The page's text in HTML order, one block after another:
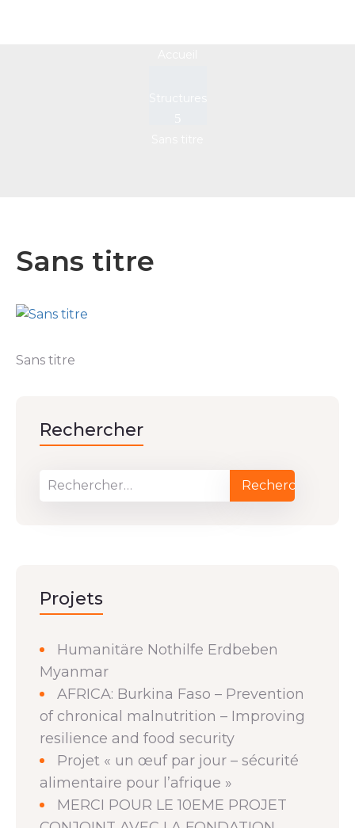
Sans titre
Sans titre
Rechercher
Projets
Humanitäre Nothilfe Erdbeben
Myanmar
AFRICA: Burkina Faso – Prevention
of chronical malnutrition – Improving
resilience and food security
Projet « un œuf par jour – sécurité
alimentaire pour l’afrique »
MERCI POUR LE 10EME PROJET